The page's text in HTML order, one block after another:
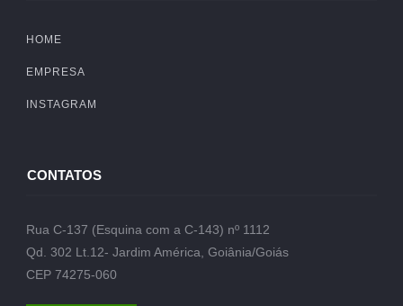
HOME
EMPRESA
INSTAGRAM
CONTATOS
Rua C-137 (Esquina com a C-143) nº 1112
Qd. 302 Lt.12- Jardim América, Goiânia/Goiás
CEP 74275-060